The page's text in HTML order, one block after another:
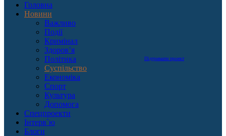
Підтримати проект
Головна
Новини
Важливо
Події
Кримінал
Здоров’я
Політика
Суспільство
Економіка
Спорт
Культура
Допомога
Спецпроекти
Інтерв`ю
Блоги